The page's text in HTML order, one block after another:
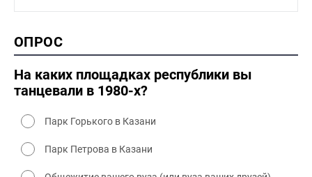
1990-2000 культура
2000 промышленность
2000 культура
ОПРОС
На каких площадках республики вы
танцевали в 1980-х?
Парк Горького в Казани
Парк Петрова в Казани